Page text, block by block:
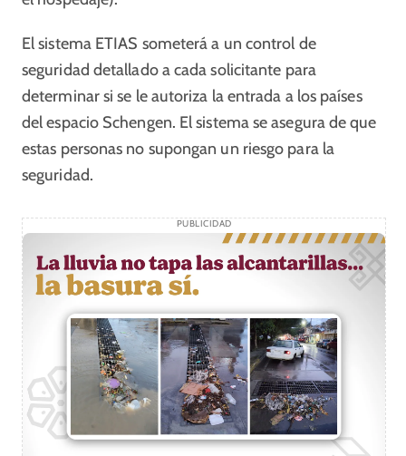
El sistema ETIAS someterá a un control de
seguridad detallado a cada solicitante para
determinar si se le autoriza la entrada a los países
del espacio Schengen. El sistema se asegura de que
estas personas no supongan un riesgo para la
seguridad.
PUBLICIDAD